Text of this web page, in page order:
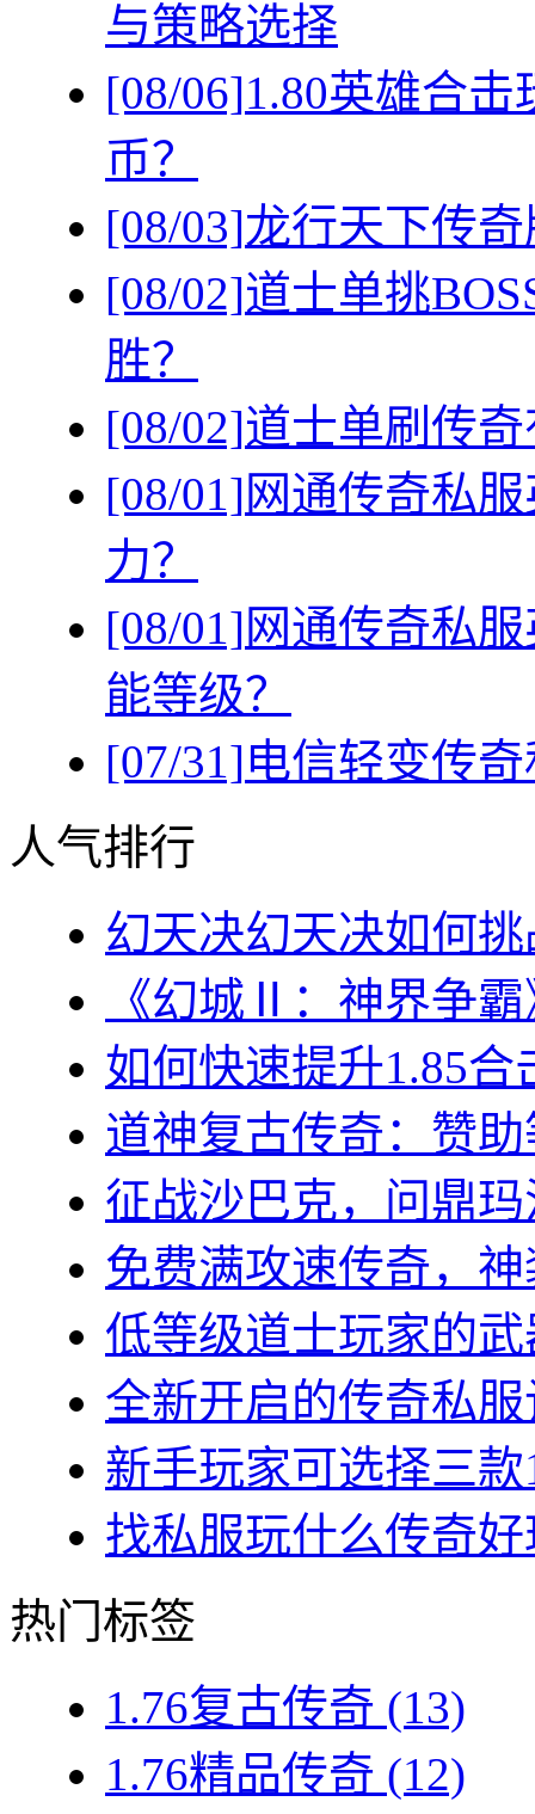
与策略选择
[08/06]1.80英雄合
币？
[08/03]龙行天下传
[08/02]道士单挑
胜？
[08/02]道士单刷传
[08/01]网通传奇私
力？
[08/01]网通传奇私
能等级？
[07/31]电信轻变传
人气排行
幻天决幻天决如何
《幻城Ⅱ：神界争
如何快速提升1.85
道神复古传奇：赞
征战沙巴克，问鼎
免费满攻速传奇，
低等级道士玩家的
全新开启的传奇私
新手玩家可选择三款
找私服玩什么传奇好
热门标签
1.76复古传奇 (13)
1.76精品传奇 (12)